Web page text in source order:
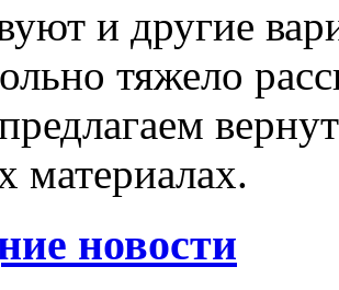
и другие
тяжело
материалах.
новости